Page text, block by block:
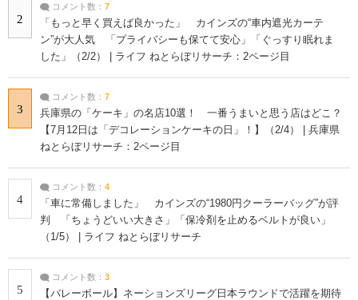
2
コメント数： 7
「もっと早く買えば良かった」 カインズの“車内遮光カーテ
ン”が大人気 「プライバシーも保てて安心」「ぐっすり眠れま
した」（2/2） | ライフ ねとらぼリサーチ：2ページ目
3
コメント数： 7
兵庫県の「ケーキ」の名店10選！ 一番うまいと思う店はどこ？
【7月12日は「デコレーションケーキの日」！】（2/4） | 兵庫県
ねとらぼリサーチ：2ページ目
4
コメント数： 4
「車に常備しました」 カインズの“1980円クーラーバッグ”が評
判 「ちょうどいい大きさ」「保冷剤を止めるベルトが良い」
（1/5） | ライフ ねとらぼリサーチ
5
コメント数： 3
【バレーボール】ネーションズリーグ日本ラウンドで活躍を期待